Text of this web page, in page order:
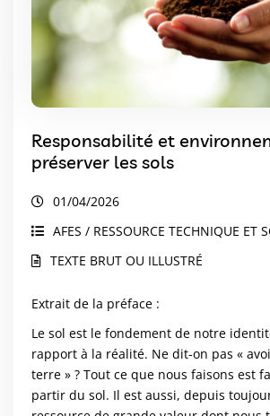
Responsabilité et
préserver les sols
01/04/2026
AFES / RESSOURCE TECHNIQUE ET
TEXTE BRUT OU ILLUSTRÉ
Extrait de la préface :
Le sol est le fondement de notre
rapport à la réalité. Ne dit-on pas «
terre » ? Tout ce que nous faisons est
partir du sol. Il est aussi, depuis